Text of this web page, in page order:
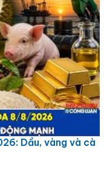
Dầu, vàng và cà